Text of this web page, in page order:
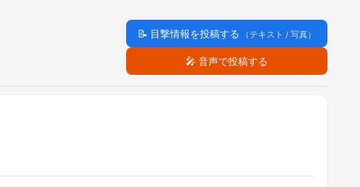
📝 目撃情報を投稿する （テキスト / 写真）
🎤 音声で投稿する